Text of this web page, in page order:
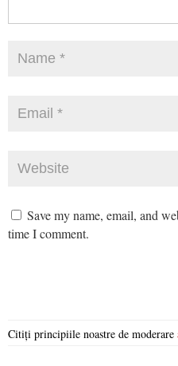
Save my name, email, and
time I comment.
Citiți principiile noastre de moderare